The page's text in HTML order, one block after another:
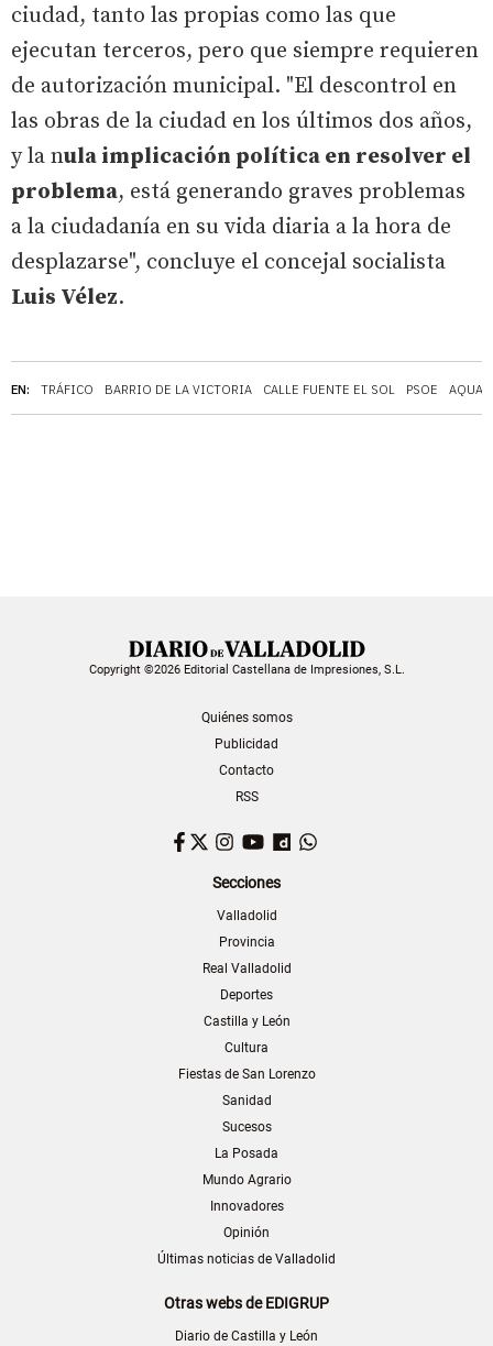
EN: TRÁFICO BARRIO DE LA VICTORIA CALLE FUENTE EL SOL PSOE
ciudad, tanto las propias como las que
ejecutan terceros, pero que siempre requieren
de autorización municipal. "El descontrol en
las obras de la ciudad en los últimos dos años,
y la nula implicación política en resolver el
problema, está generando graves problemas
a la ciudadanía en su vida diaria a la hora de
desplazarse", concluye el concejal socialista
Luis Vélez.
Copyright ©2026 Editorial Castellana de Impresiones, S.L.
Quiénes somos
Publicidad
Contacto
RSS
Facebook
TwitterInstagram
YouTubeDailymotion
Secciones
Valladolid
Provincia
Real Valladolid
Deportes
Castilla y León
Cultura
Fiestas de San Lorenzo
Sanidad
Sucesos
La Posada
Mundo Agrario
Innovadores
Opinión
Últimas noticias de Valladolid
Otras webs de EDIGRUP
Diario de Castilla y León